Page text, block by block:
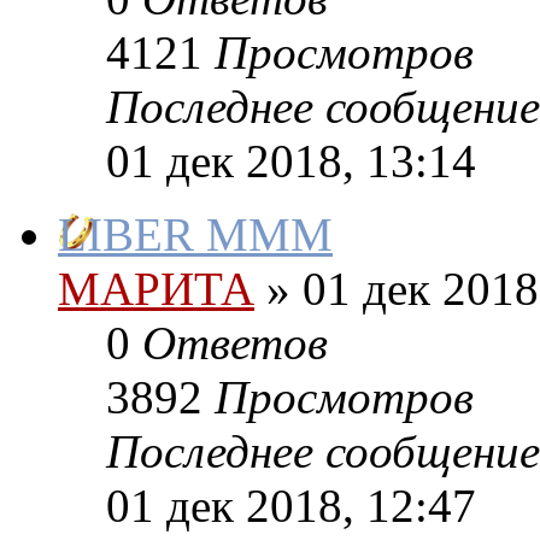
4121 Просмотров
Последнее сообщение
01 дек 2018, 13:14
LIBER MMM
МАРИТА » 01 дек
0 Ответов
3892 Просмотров
Последнее сообщение
01 дек 2018, 12:47